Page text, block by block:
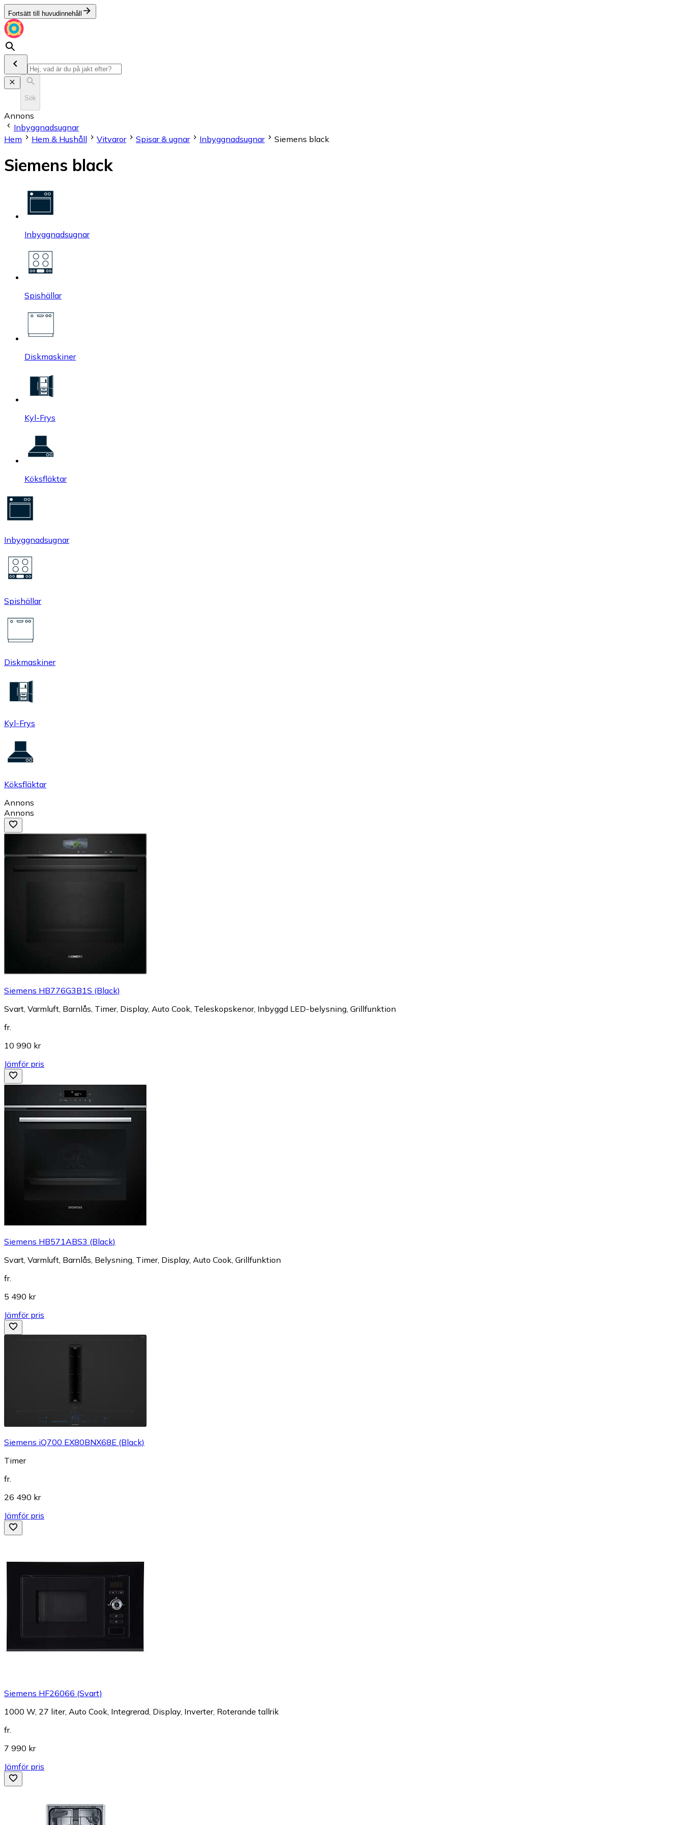
Fortsätt till huvudinnehåll
Sök
Annons
Inbyggnadsugnar
Hem
Hem & Hushåll Vitvaror Spisar & ugnar Inbyggnadsugnar Siemens black
Siemens black
Inbyggnadsugnar
Spishällar
Diskmaskiner
Kyl-Frys
Köksfläktar
Inbyggnadsugnar
Spishällar
Diskmaskiner
Kyl-Frys
Köksfläktar
Annons
Annons
Siemens HB776G3B1S (Black)
Svart, Varmluft, Barnlås, Timer, Display, Auto Cook, Teleskopskenor, Inbyggd LED-belysning, Grillfunktion
fr.
10 990 kr
Jämför pris
Siemens HB571ABS3 (Black)
Svart, Varmluft, Barnlås, Belysning, Timer, Display, Auto Cook, Grillfunktion
fr.
5 490 kr
Jämför pris
Siemens iQ700 EX80BNX68E (Black)
Timer
fr.
26 490 kr
Jämför pris
Siemens HF26066 (Svart)
1000 W, 27 liter, Auto Cook, Integrerad, Display, Inverter, Roterande tallrik
fr.
7 990 kr
Jämför pris